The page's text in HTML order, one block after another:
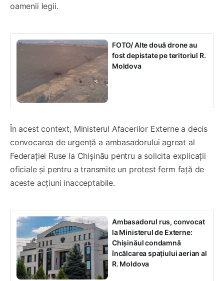
oamenii legii.
FOTO/ Alte două drone au
fost depistate pe teritoriul R.
Moldova
În acest context, Ministerul Afacerilor Externe a decis
convocarea de urgență a ambasadorului agreat al
Federației Ruse la Chișinău pentru a solicita explicații
oficiale și pentru a transmite un protest ferm față de
aceste acțiuni inacceptabile.
Ambasadorul rus, convocat
la Ministerul de Externe:
Chișinăul condamnă
încălcarea spațiului aerian al
R. Moldova